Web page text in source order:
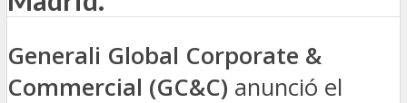
Generali Global Corporate &
Commercial (GC&C) anunció el